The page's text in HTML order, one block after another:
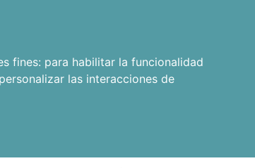
fines: para habilitar la funcionalidad
las interacciones de